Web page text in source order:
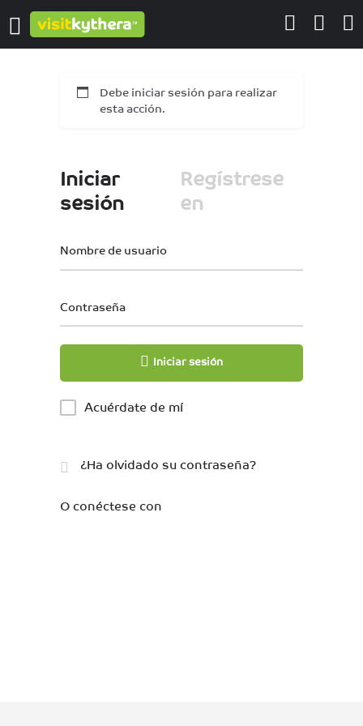
Debe iniciar sesión para realizar
esta acción.
Iniciar
sesión
Regístrese
en
Nombre de usuario
Contraseña
Iniciar sesión
Acuérdate de mí
¿Ha olvidado su contraseña?
O conéctese con